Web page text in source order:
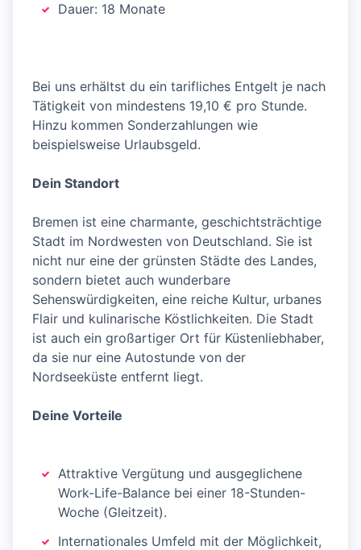
Dauer: 18 Monate
Bei uns erhältst du ein tarifliches Entgelt je nach
Tätigkeit von mindestens 19,10 € pro Stunde.
Hinzu kommen Sonderzahlungen wie
beispielsweise Urlaubsgeld.
Dein Standort
Bremen ist eine charmante, geschichtsträchtige
Stadt im Nordwesten von Deutschland. Sie ist
nicht nur eine der grünsten Städte des Landes,
sondern bietet auch wunderbare
Sehenswürdigkeiten, eine reiche Kultur, urbanes
Flair und kulinarische Köstlichkeiten. Die Stadt
ist auch ein großartiger Ort für Küstenliebhaber,
da sie nur eine Autostunde von der
Nordseeküste entfernt liegt.
Deine Vorteile
Attraktive Vergütung und ausgeglichene
Work-Life-Balance bei einer 18-Stunden-
Woche (Gleitzeit).
Internationales Umfeld mit der Möglichkeit,